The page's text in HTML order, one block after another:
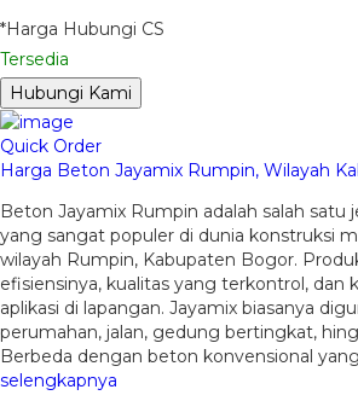
*Harga Hubungi CS
Tersedia
Hubungi Kami
Quick Order
Harga Beton Jayamix Rumpin, Wilayah
Beton Jayamix Rumpin adalah salah satu
yang sangat populer di dunia konstruksi
wilayah Rumpin, Kabupaten Bogor.
efisiensinya, kualitas yang terkontrol, dan
aplikasi di lapangan. Jayamix biasanya
perumahan, jalan, gedung bertingkat,
Berbeda dengan beton konvensional
selengkapnya